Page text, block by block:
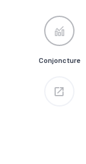
Conjoncture